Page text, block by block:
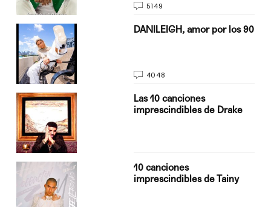
5149
DANILEIGH, amor por los 90
4048
Las 10 canciones
imprescindibles de Drake
10 canciones
imprescindibles de Tainy